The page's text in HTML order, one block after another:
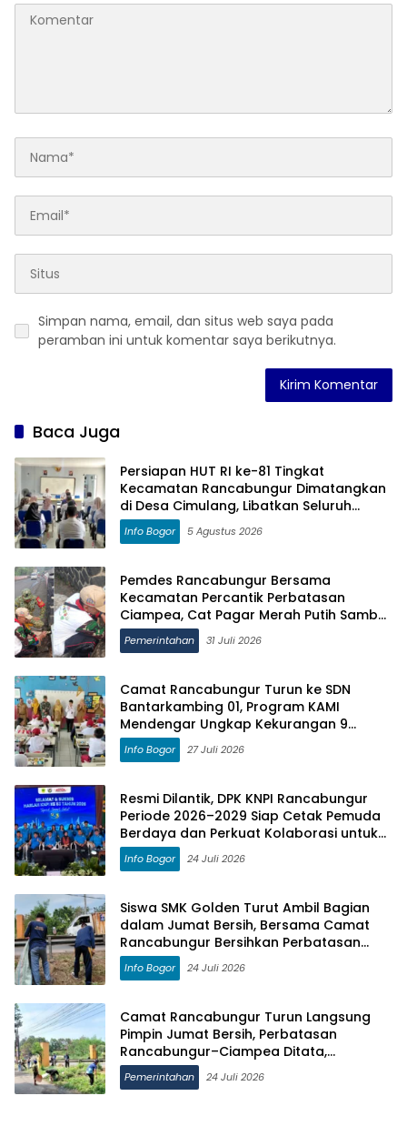
Simpan nama, email, dan situs web saya pada
peramban ini untuk komentar saya berikutnya.
Baca Juga
Persiapan HUT RI ke-81 Tingkat
Kecamatan Rancabungur Dimatangkan
di Desa Cimulang, Libatkan Seluruh
Elemen Masyarakat
Info Bogor 5 Agustus 2026
Pemdes Rancabungur Bersama
Kecamatan Percantik Perbatasan
Ciampea, Cat Pagar Merah Putih Sambut
HUT RI ke-81
Pemerintahan 31 Juli 2026
Camat Rancabungur Turun ke SDN
Bantarkambing 01, Program KAMI
Mendengar Ungkap Kekurangan 9
Ruang Kelas dan 8 Guru
Info Bogor 27 Juli 2026
Resmi Dilantik, DPK KNPI Rancabungur
Periode 2026–2029 Siap Cetak Pemuda
Berdaya dan Perkuat Kolaborasi untuk
Kemajuan Daerah
Info Bogor 24 Juli 2026
Siswa SMK Golden Turut Ambil Bagian
dalam Jumat Bersih, Bersama Camat
Rancabungur Bersihkan Perbatasan
Rancabungur–Ciampea
Info Bogor 24 Juli 2026
Camat Rancabungur Turun Langsung
Pimpin Jumat Bersih, Perbatasan
Rancabungur–Ciampea Ditata,
Jembatan Akan Dicat Merah Putih
Pemerintahan 24 Juli 2026